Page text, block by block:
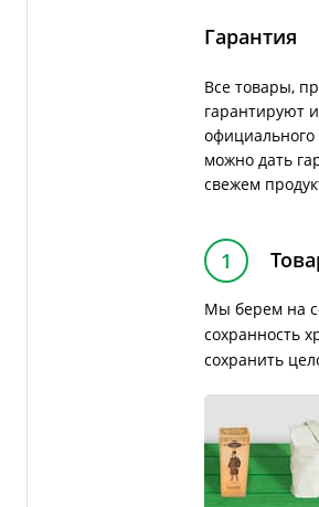
Гарантия
Все товары,
гарантируют
официального
можно дать
свежем
1
Мы берем на
сохранность
сохранить